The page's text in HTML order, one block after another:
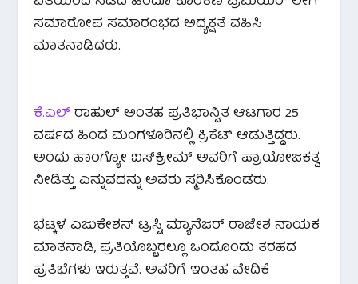
ಸಮಾರೋಪ ಸಮಾರಂಭದ ಅಧ್ಯಕ್ಷತೆ ವಹಿಸಿ
ಮಾತನಾಡಿದರು.
ಕೆ.ಎಲ್ ರಾಹುಲ್ ಅಂತಹ ಪ್ರತಿಭಾನ್ವಿತ ಆಟಗಾರ 25
ವರ್ಷದ ಹಿಂದೆ ಮಂಗಳೂರಿನಲ್ಲಿ ಕ್ರಿಕೆಟ್ ಆಡುತ್ತಿದ್ದರು.
ಅಂದು ಹಾಂಗ್ಯೋ ಐಸ್‌ಕ್ರೀಮ್ ಅವರಿಗೆ ಪ್ರಾಯೋಜಕತ್ವ
ನೀಡಿತ್ತು ಎನ್ನುವದನ್ನು ಅವರು ಸ್ಮರಿಸಿಕೊಂಡರು.
ಭಟ್ಕಳ ಎಜುಕೇಶನ್ ಟ್ರಸ್ಟಿ ಮ್ಯಾನೆಜರ್ ರಾಜೇಶ ನಾಯಕ
ಮಾತನಾಡಿ, ಪ್ರತಿಯೊಬ್ಬರಲ್ಲೂ ಒಂದೊಂದು ತರಹದ
ಪ್ರತಿಭೆಗಳು ಇರುತ್ತವೆ. ಅವರಿಗೆ ಇಂತಹ ವೇದಿಕೆ